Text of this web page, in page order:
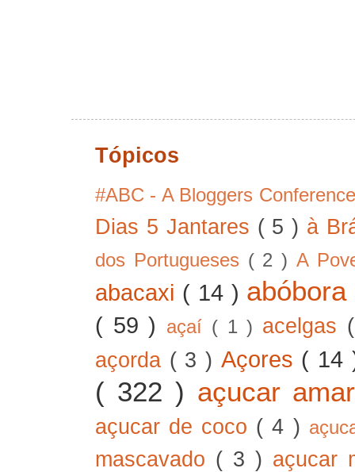
Tópicos
#ABC - A Bloggers
Dias 5 Jantares ( 5 ) à
dos Portugueses ( 2 )A
abacaxi ( 14 )
( 59 ) açaí ( 1 ) acelgas
açorda ( 3 ) Açores (
( 322 ) açucar
açucar de coco ( 4 )
mascavado ( 3 ) açucar